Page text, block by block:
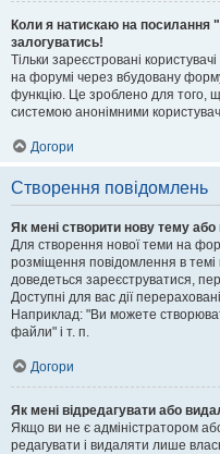
Коли я натискаю на посилання
залогуватись!
Тільки зареєстровані
на форумі через вбудовану
функцію. Це зроблено для того,
системою анонімними
Догори
Створення повідомлень
Як мені створити нову тему
Для створення нової теми на
розміщення повідомлення в темі
доведеться зареєструватися,
Доступні для вас дії
Наприклад: "Ви можете
файли" і т. п.
Догори
Як мені відредагувати або
Якщо ви не є адміністратором
редагувати і видаляти лише